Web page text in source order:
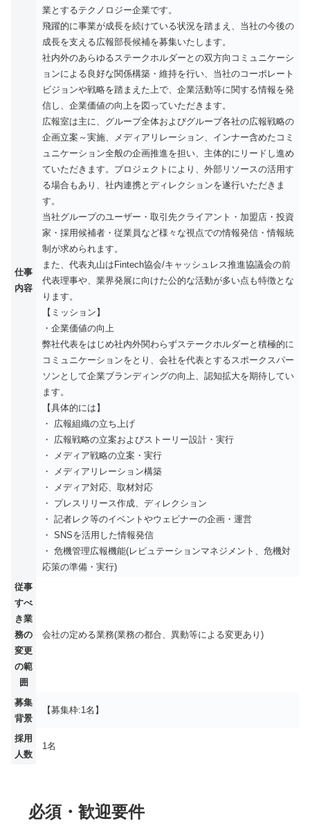
仕事
内容
業とするテクノロジー企業です。
飛躍的に事業が成長を続けている状況を踏まえ、当社の今後の
成長を支える広報部長候補を募集いたします。
社内外のあらゆるステークホルダーとの双方向コミュニケーシ
ョンによる良好な関係構築・維持を行い、当社のコーポレート
ビジョンや戦略を踏まえた上で、企業活動等に関する情報を発
信し、企業価値の向上を図っていただきます。
広報室は主に、グループ全体およびグループ各社の広報戦略の
企画立案～実施、メディアリレーション、インナー含めたコミ
ュニケーション全般の企画推進を担い、主体的にリードし進め
ていただきます。プロジェクトにより、外部リソースの活用す
る場合もあり、社内連携とディレクションを遂行いただきま
す。
当社グループのユーザー・取引先クライアント・加盟店・投資
家・採用候補者・従業員など様々な視点での情報発信・情報統
制が求められます。
また、代表丸山はFintech協会/キャッシュレス推進協議会の前
代表理事や、業界発展に向けた公的な活動が多い点も特徴とな
ります。
【ミッション】
・企業価値の向上
弊社代表をはじめ社内外関わらずステークホルダーと積極的に
コミュニケーションをとり、会社を代表とするスポークスパー
ソンとして企業ブランディングの向上、認知拡大を期待してい
ます。
【具体的には】
・ 広報組織の立ち上げ
・ 広報戦略の立案およびストーリー設計・実行
・ メディア戦略の立案・実行
・ メディアリレーション構築
・ メディア対応、取材対応
・ プレスリリース作成、ディレクション
・ 記者レク等のイベントやウェビナーの企画・運営
・ SNSを活用した情報発信
・ 危機管理広報機能(レピュテーションマネジメント、危機対
応策の準備・実行)
従事
すべ
き業
務の
変更
の範
囲
会社の定める業務(業務の都合、異動等による変更あり)
募集
背景
【募集枠:1名】
採用
人数
1名
必須・歓迎要件